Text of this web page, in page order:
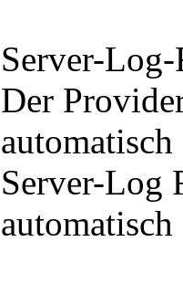
Server-
Der
Server-Log